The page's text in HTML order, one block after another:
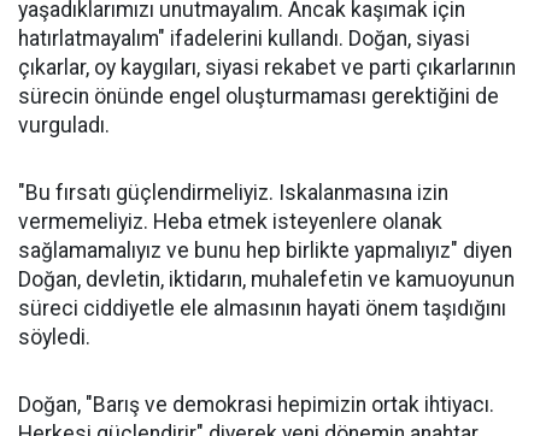
yaşadıklarımızı unutmayalım. Ancak kaşımak için
hatırlatmayalım" ifadelerini kullandı. Doğan, siyasi
çıkarlar, oy kaygıları, siyasi rekabet ve parti çıkarlarının
sürecin önünde engel oluşturmaması gerektiğini de
vurguladı.
"Bu fırsatı güçlendirmeliyiz. Iskalanmasına izin
vermemeliyiz. Heba etmek isteyenlere olanak
sağlamamalıyız ve bunu hep birlikte yapmalıyız" diyen
Doğan, devletin, iktidarın, muhalefetin ve kamuoyunun
süreci ciddiyetle ele almasının hayati önem taşıdığını
söyledi.
Doğan, "Barış ve demokrasi hepimizin ortak ihtiyacı.